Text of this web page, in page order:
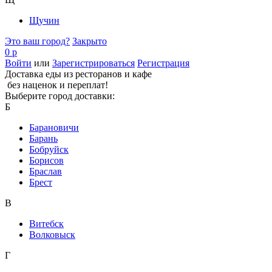
Щучин
Это ваш город? Закрыто
0 р
Войти или Зарегистрироваться Регистрация
Доставка еды из ресторанов и кафе
без наценок и переплат!
Выберите город доставки:
Б
Барановичи
Барань
Бобруйск
Борисов
Браслав
Брест
В
Витебск
Волковыск
Г